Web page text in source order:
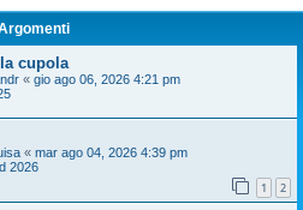
cupola
« gio ago 06, 2026 4:21 pm
« mar ago 04, 2026 4:39 pm
2026
1 2